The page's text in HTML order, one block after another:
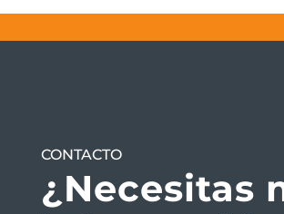
CONTACTO
¿Necesitas